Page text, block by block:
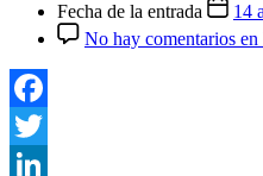
Fecha de la entrada
14
No hay comentarios en
Facebook
Twitter